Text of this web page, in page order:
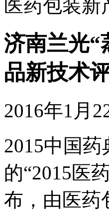
医药包装新
济南兰光“
品新技术
2016年1月
2015中国
的“2015医
布，由医药